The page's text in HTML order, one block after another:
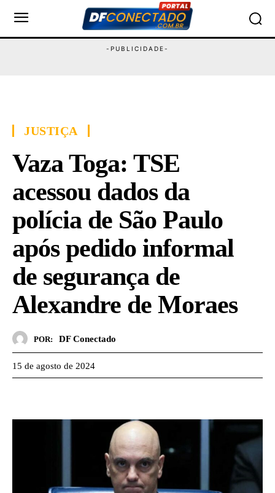
JUSTIÇA
Vaza Toga: TSE
acessou dados da
polícia de São Paulo
após pedido informal
de segurança de
Alexandre de Moraes
POR: DF Conectado
15 de agosto de 2024